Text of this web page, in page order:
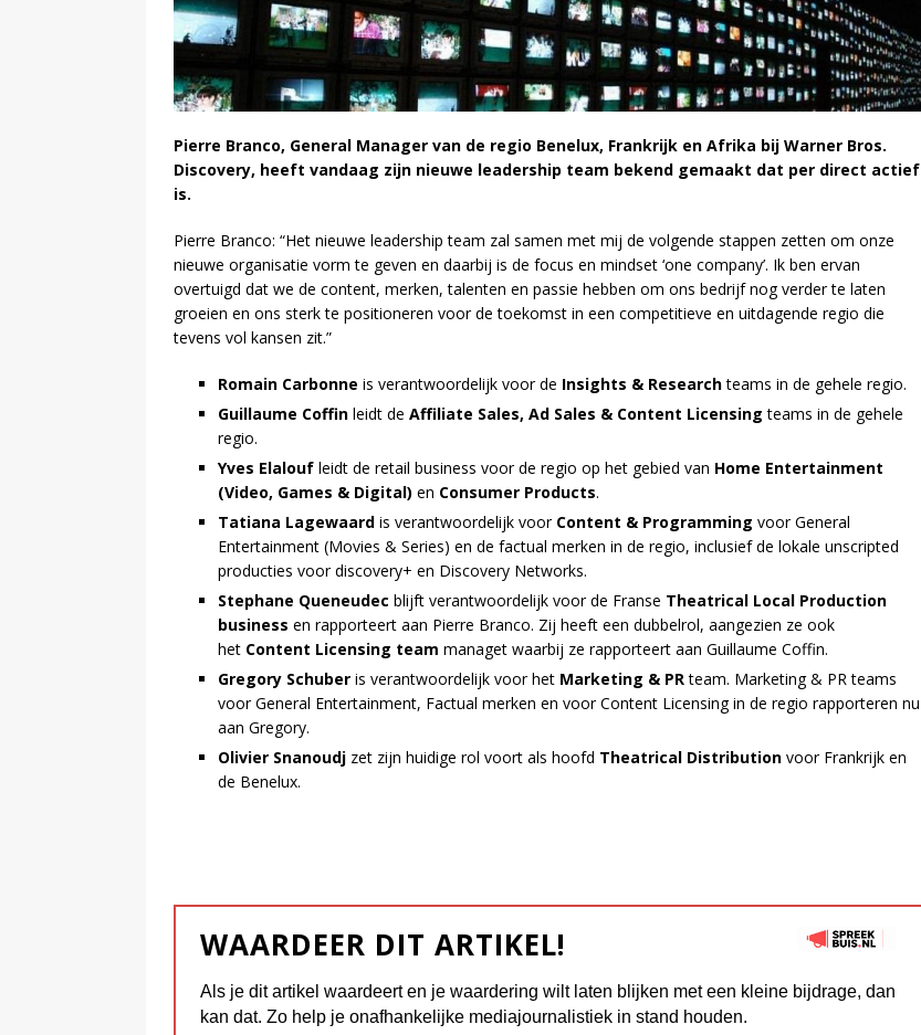
Pierre Branco, General Manager van de regio Benelux, Frankrijk en Afrika bij Warner Bros.
Discovery, heeft vandaag zijn nieuwe leadership team bekend gemaakt dat per direct actief
is.
Pierre Branco: “Het nieuwe leadership team zal samen met mij de volgende stappen zetten om onze
nieuwe organisatie vorm te geven en daarbij is de focus en mindset ‘one company’. Ik ben ervan
overtuigd dat we de content, merken, talenten en passie hebben om ons bedrijf nog verder te laten
groeien en ons sterk te positioneren voor de toekomst in een competitieve en uitdagende regio die
tevens vol kansen zit.”
Romain Carbonne is verantwoordelijk voor de Insights & Researchteams in de gehele regio.
Guillaume Coffin leidt de Affiliate Sales, Ad Sales & Content Licensingteams in de gehele
regio.
Yves Elalouf leidt de retail business voor de regio op het gebied van Home Entertainment
(Video, Games & Digital) en Consumer Products.
Tatiana Lagewaard is verantwoordelijk voor Content & Programming voor General
Entertainment (Movies & Series) en de factual merken in de regio, inclusief de lokale unscripted
producties voor discovery+ en Discovery Networks.
Stephane Queneudec blijft verantwoordelijk voor de Franse Theatrical Local Production
business en rapporteert aan Pierre Branco. Zij heeft een dubbelrol, aangezien ze ook
het Content Licensing team managet waarbij ze rapporteert aan Guillaume Coffin.
Gregory Schuber is verantwoordelijk voor het Marketing & PRteam. Marketing & PR teams
voor General Entertainment, Factual merken en voor Content Licensing in de regio rapporteren nu
aan Gregory.
Olivier Snanoudj zet zijn huidige rol voort als hoofd Theatrical Distribution voor Frankrijk en
de Benelux.
WAARDEER DIT ARTIKEL!
Als je dit artikel waardeert en je waardering wilt laten blijken met een kleine bijdrage, dan
kan dat. Zo help je onafhankelijke mediajournalistiek in stand houden.